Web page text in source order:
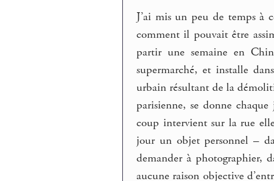
J’ai mis un peu de temps à
comment il pouvait être
partir une semaine en
supermarché, et installe
urbain résultant de la
parisienne, se donne
coup intervient sur la rue
jour un objet personnel –
demander à photographier,
aucune raison objective